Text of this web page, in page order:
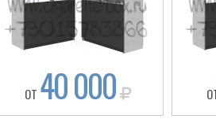
ОТ 40 000